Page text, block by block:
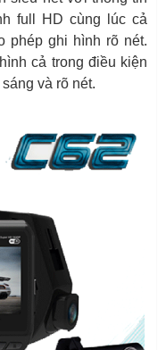
full HD cùng lúc cả
phép ghi hình rõ nét.
cả trong điều kiện
và rõ nét.